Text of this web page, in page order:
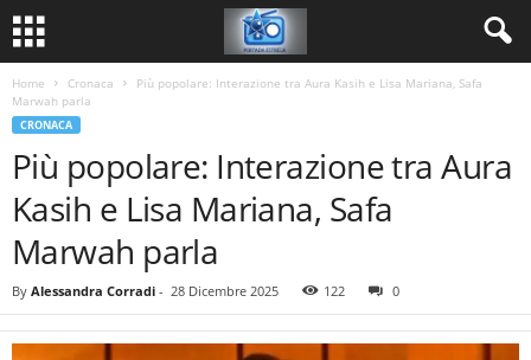
Home Cronaca
Più popolare: Interazione tra Aura Kasih e Lisa Mariana, Safa
Marwah parla
CRONACA
Più popolare: Interazione tra Aura
Kasih e Lisa Mariana, Safa
Marwah parla
By Alessandra Corradi - 28 Dicembre 2025 122 0